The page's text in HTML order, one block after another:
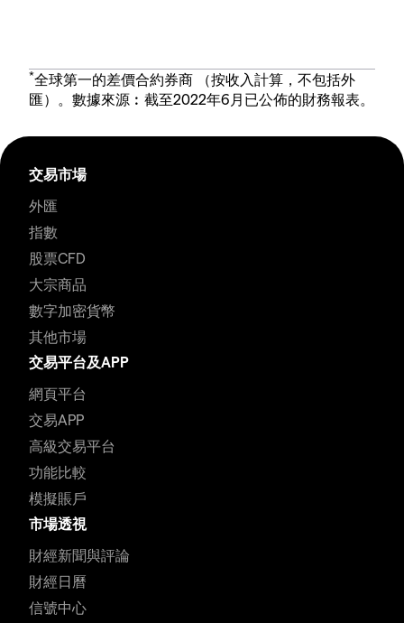
*全球第一的差價合約券商 （按收入計算，不包括外
匯）。數據來源︰截至2022年6月已公佈的財務報表。
交易市場
外匯
指數
股票CFD
大宗商品
數字加密貨幣
其他市場
交易平台及APP
網頁平台
交易APP
高級交易平台
功能比較
模擬賬戶
市場透視
財經新聞與評論
財經日曆
信號中心